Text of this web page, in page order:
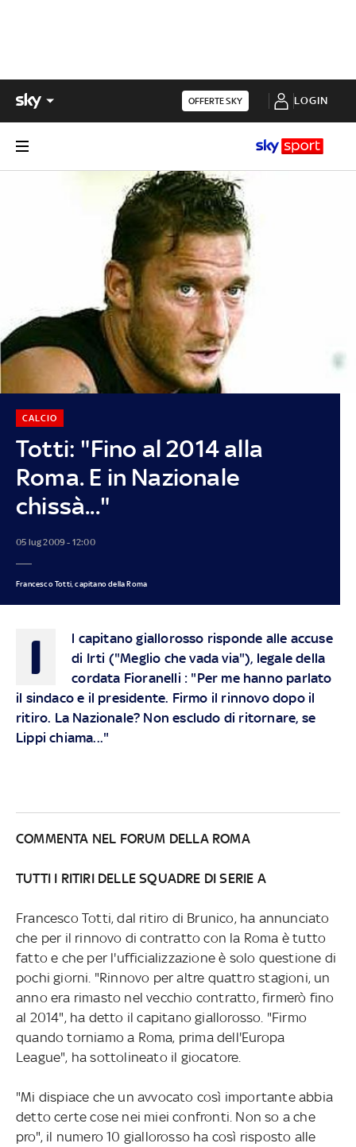
OFFERTE SKY LOGIN
Totti: "Fino al 2014 alla
Roma. E in Nazionale
chissà..."
CALCIO
05 lug 2009 - 12:00
Francesco Totti, capitano della Roma
I
l capitano giallorosso risponde alle accuse
di Irti ("Meglio che vada via"), legale della
cordata Fioranelli : "Per me hanno parlato
il sindaco e il presidente. Firmo il rinnovo dopo il
ritiro. La Nazionale? Non escludo di ritornare, se
Lippi chiama..."
COMMENTA NEL FORUM DELLA ROMA
TUTTI I RITIRI DELLE SQUADRE DI SERIE A
Francesco Totti, dal ritiro di Brunico, ha annunciato
che per il rinnovo di contratto con la Roma è tutto
fatto e che per l'ufficializzazione è solo questione di
pochi giorni. "Rinnovo per altre quattro stagioni, un
anno era rimasto nel vecchio contratto, firmerò fino
al 2014", ha detto il capitano giallorosso. "Firmo
quando torniamo a Roma, prima dell'Europa
League", ha sottolineato il giocatore.
"Mi dispiace che un avvocato così importante abbia
detto certe cose nei miei confronti. Non so a che
pro", il numero 10 giallorosso ha così risposto alle